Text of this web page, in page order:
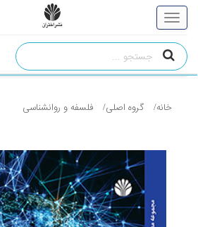
خانه گروه اصلی فلسفه و روانشناسی